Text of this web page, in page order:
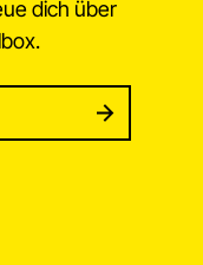
dich über
to subscribe
to subscribe.